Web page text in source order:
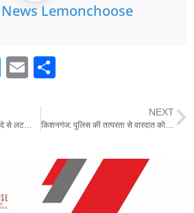
News Lemonchoose
T
er
E
ai
l e
किशनगंज में इंटर के छात्र का फंदे से लटका शव बरामद,जांच में जुटी पुलिस
NEXT
किशनगंज: पुलिस की तत्परता से वारदात को अंजाम देकर भाग रहा बदमाश गिरफ्तार,रूपया बरामद